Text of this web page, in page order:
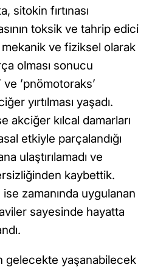
sitokin fırtınası
toksik ve tahrip edici
ve fiziksel olarak
olması sonucu
’pnömotoraks’
yırtılması yaşadı.
akciğer kılcal damarları
etkiyle parçalandığı
ulaştırılamadı ve
kaybettik.
ise zamanında uygulanan
sayesinde hayatta
gelecekte yaşanabilecek